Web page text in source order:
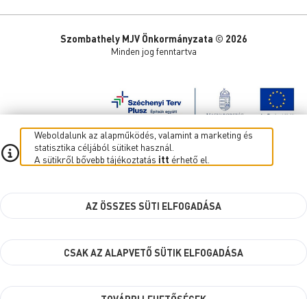
Szombathely MJV Önkormányzata © 2026
Minden jog fenntartva
Weboldalunk az alapműködés, valamint a marketing és
statisztika céljából sütiket használ.
A sütikről bővebb tájékoztatás itt érhető el.
AZ ÖSSZES SÜTI ELFOGADÁSA
CSAK AZ ALAPVETŐ SÜTIK ELFOGADÁSA